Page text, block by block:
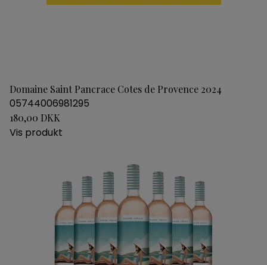
Domaine Saint Pancrace Cotes de Provence 2024
05744006981295
180,00 DKK
Vis produkt